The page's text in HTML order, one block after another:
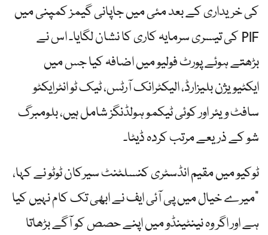
کی خریداری کے بعد مئی میں جاپانی گیمز کمپنی میں
PIF کی تیسری سرمایہ کاری کا نشان لگایا۔ اس نے
بڑھتے ہوئے پورٹ فولیو میں اضافہ کیا جس میں
ایکٹیویژن بلیزارڈ، الیکٹرانک آرٹس، ٹیک ٹو انٹرایکٹو
سافٹ ویئر اور کوئی ٹیکمو ہولڈنگز شامل ہیں، بلومبرگ
شو کے ذریعے مرتب کردہ ڈیٹا۔
ٹوکیو میں مقیم انڈسٹری کنسلٹنٹ سیرکان ٹوٹو نے کہا،
"میرے خیال میں پی آئی ایف نے ابھی تک کام نہیں کیا
ہے اور اگر وہ نینٹینڈو میں اپنے حصص کو آگے بڑھاتا